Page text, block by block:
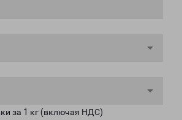
за 1 кг (включая НДС)